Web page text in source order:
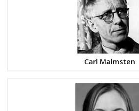
Carl Malmsten